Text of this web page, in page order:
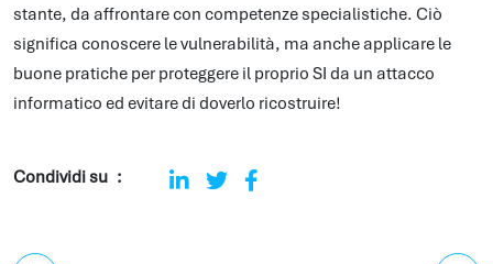
stante, da affrontare con competenze specialistiche. Ciò
significa conoscere le vulnerabilità, ma anche applicare le
buone pratiche per proteggere il proprio SI da un attacco
informatico ed evitare di doverlo ricostruire!
Condividi su